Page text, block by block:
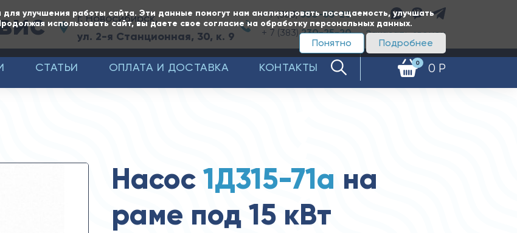
улучшения работы сайта. Эти данные помогут нам анализировать посещаемость, улучшать
использовать сайт, вы даете свое согласие на обработку персональных данных.
Подробнее
Понятно
г. Новосибирск,
ул. 2-я Станционная, 30, к. 9
+ 7 (383)350-65-20
+ 7 (383)230-25-20 Заказать звонок
0 0 Р
СТАТЬИ ОПЛАТА И ДОСТАВКА КОНТАКТЫ
Насос 1Д315-71а на
раме под 15 кВт